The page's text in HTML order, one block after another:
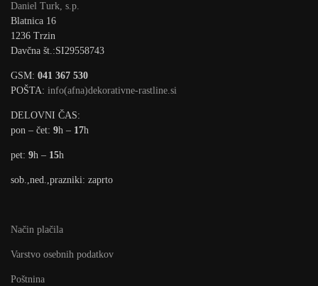
Daniel Turk, s.p.
Blatnica 16
1236 Trzin
Davčna št.:SI29558743
GSM: 041 367 530
POŠTA: info(afna)dekorativne-rastline.si
DELOVNI ČAS:
pon – čet: 9h – 17h
pet: 9h – 15h
sob.,ned.,prazniki: zaprto
Način plačila
Varstvo osebnih podatkov
Poštnina